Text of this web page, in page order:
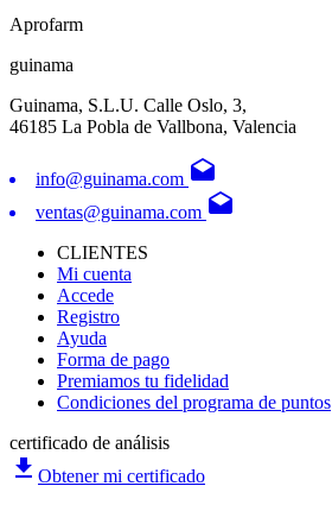
Aprofarm
guinama
Guinama, S.L.U. Calle Oslo, 3,
46185 La Pobla de Vallbona, Valencia
info@guinama.com drafts
ventas@guinama.com drafts
CLIENTES
Mi cuenta
Accede
Registro
Ayuda
Forma de pago
Premiamos tu fidelidad
Condiciones del programa de puntos
certificado de análisis
file_download Obtener mi certificado